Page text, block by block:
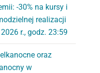
-30% na kursy i
realizacji
r., godz. 23:59
oraz
w